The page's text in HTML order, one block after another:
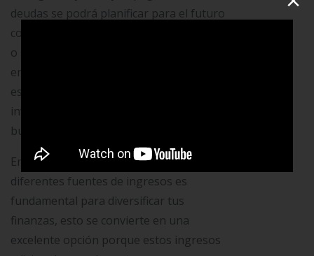
deudas se podrá planificar para el futuro
como unas vacaciones, casa, universidad
o simplemente un ahorro para evitar
endeudarse nuevamente, siguiendo con
esta misma dinámica se puede realizar
inversiones para que tus ahorros te de
buenos rendimientos a largo plazo.
En este orden de ideas, explorar
diferentes fuentes de ingresos es
fundamental para diversificar tus
finanzas, esto se convierte en una
excelente opción porque estos ingresos